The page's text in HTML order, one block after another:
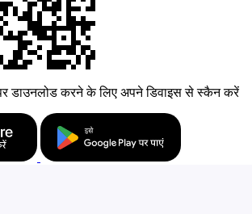
डाउनलोड करने के लिए अपने डिवाइस से स्कैन करें